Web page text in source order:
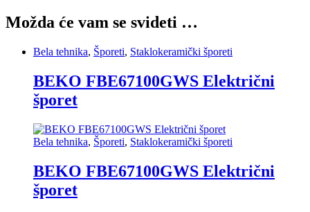
Možda će vam se svideti …
Bela tehnika, Šporeti, Staklokeramički šporeti
BEKO FBE67100GWS Električni
šporet
Bela tehnika, Šporeti, Staklokeramički šporeti
BEKO FBE67100GWS Električni
šporet